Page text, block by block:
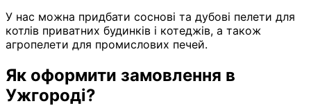
У нас можна придбати соснові та дубові пелети для
котлів приватних будинків і котеджів, а також
агропелети для промислових печей.
Як оформити замовлення в
Ужгороді?